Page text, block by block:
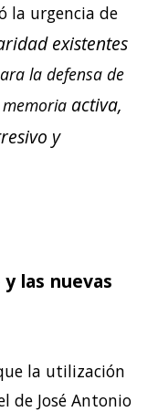
la urgencia de
existentes
la defensa de
activa,
y
las nuevas
la utilización
de José Antonio